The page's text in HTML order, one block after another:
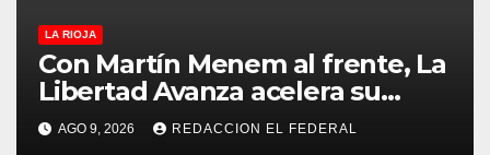
a
s
LA RIOJA
Con Martín Menem al frente, La
Libertad Avanza acelera su
despliegue en La Rioja y
desembarcó en Aimogasta
AGO 9, 2026 REDACCION EL FEDERAL